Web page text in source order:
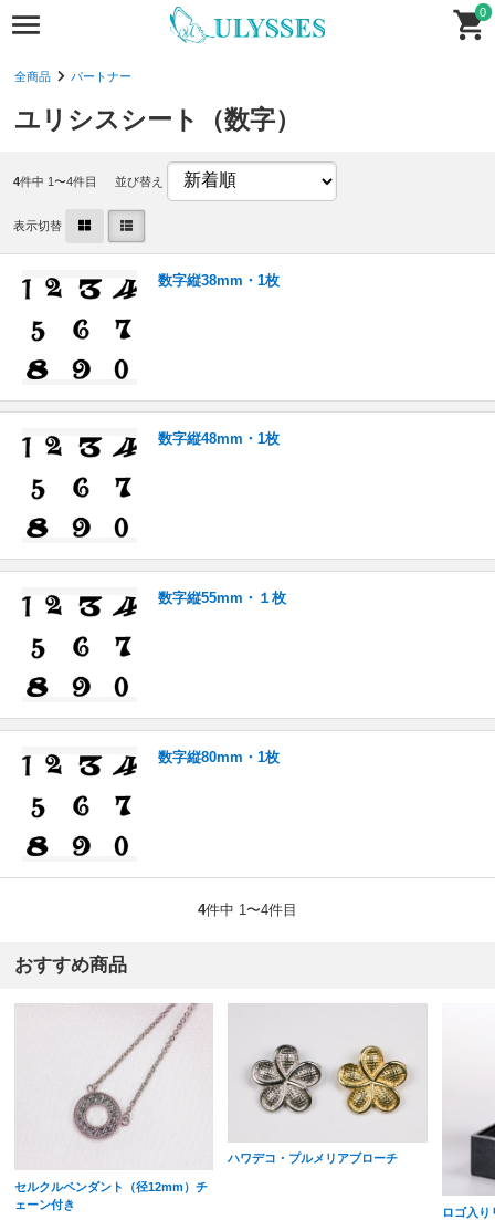
0
全商品 パートナー
ユリシスシート（数字）
4件中 1〜4件目 並び替え
表示切替
数字縦38mm・1枚
数字縦48mm・1枚
数字縦55mm・１枚
数字縦80mm・1枚
4件中 1〜4件目
おすすめ商品
セルクルペンダント（径12mm）チ
ェーン付き
ハワデコ・プルメリアブローチ
ロゴ入り